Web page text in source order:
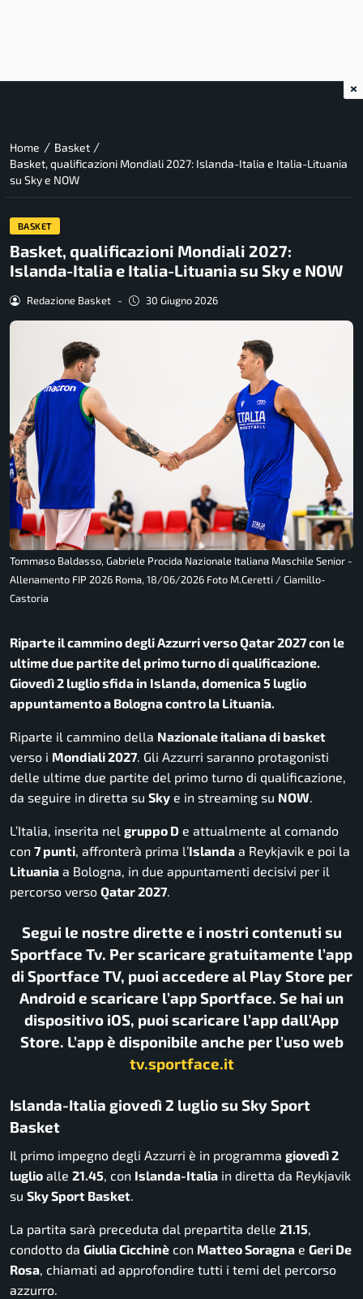
Home / Basket /
Basket, qualificazioni Mondiali 2027: Islanda-Italia e Italia-Lituania
su Sky e NOW
BASKET
Basket, qualificazioni Mondiali 2027:
Islanda-Italia e Italia-Lituania su Sky e NOW
Redazione Basket - 30 Giugno 2026
Tommaso Baldasso, Gabriele Procida Nazionale Italiana Maschile Senior -
Allenamento FIP 2026 Roma, 18/06/2026 Foto M.Ceretti / Ciamillo-
Castoria
Riparte il cammino degli Azzurri verso Qatar 2027 con le
ultime due partite del primo turno di qualificazione.
Giovedì 2 luglio sfida in Islanda, domenica 5 luglio
appuntamento a Bologna contro la Lituania.
Riparte il cammino della Nazionale italiana di basket
verso i Mondiali 2027. Gli Azzurri saranno protagonisti
delle ultime due partite del primo turno di qualificazione,
da seguire in diretta su Sky e in streaming su NOW.
L’Italia, inserita nel gruppo D e attualmente al comando
con 7 punti, affronterà prima l’Islanda a Reykjavik e poi la
Lituania a Bologna, in due appuntamenti decisivi per il
percorso verso Qatar 2027.
Segui le nostre dirette e i nostri contenuti su
Sportface Tv. Per scaricare gratuitamente l’app
di Sportface TV, puoi accedere al Play Store per
Android e scaricare l’app Sportface. Se hai un
dispositivo iOS, puoi scaricare l’app dall’App
Store. L’app è disponibile anche per l’uso web
tv.sportface.it
Islanda-Italia giovedì 2 luglio su Sky Sport
Basket
Il primo impegno degli Azzurri è in programma giovedì 2
luglio alle 21.45, con Islanda-Italia in diretta da Reykjavik
su Sky Sport Basket.
La partita sarà preceduta dal prepartita delle 21.15,
condotto da Giulia Cicchinè con Matteo Soragna e Geri De
Rosa, chiamati ad approfondire tutti i temi del percorso
azzurro.
×